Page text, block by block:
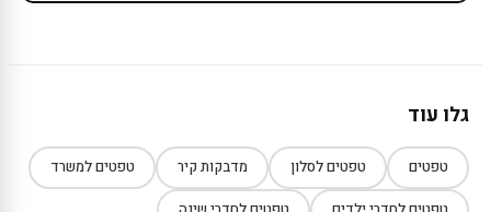
גלו עוד
טפטים טפטים לסלון מדבקות קיר טפטים למשרד